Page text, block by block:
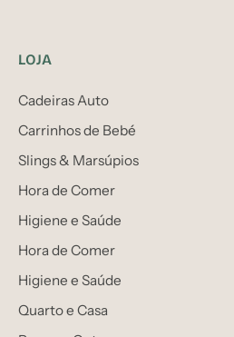
LOJA
Cadeiras Auto
Carrinhos de Bebé
Slings & Marsúpios
Hora de Comer
Higiene e Saúde
Hora de Comer
Higiene e Saúde
Quarto e Casa